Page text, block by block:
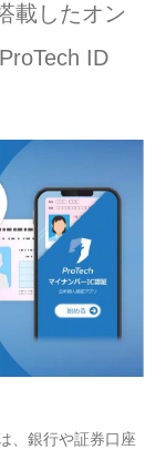
載したオン
ID
、銀行や証券口座